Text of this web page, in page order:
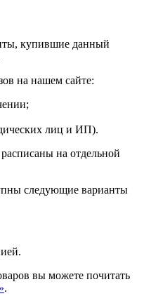
купившие данный
на нашем сайте:
лиц и ИП).
на отдельной
следующие варианты
вы можете почитать
.